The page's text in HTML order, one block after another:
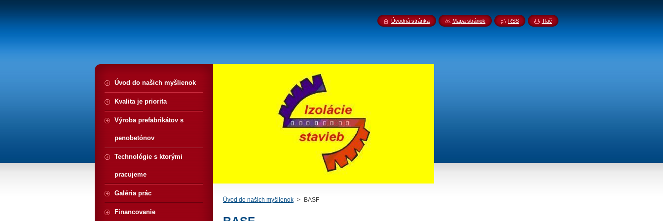
Úvod do našich myšlienok > BASF
Úvod do našich myšlienok
Kvalita je priorita
Výroba prefabrikátov s
penobetónov
Technológie s ktorými
pracujeme
Galéria prác
Financovanie
Úvodná stránka Mapa stránok RSS Tlač